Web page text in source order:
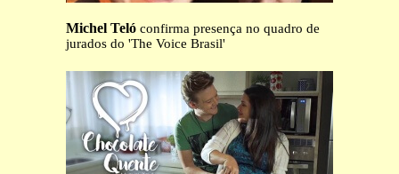
Michel Teló confirma presença no quadro de
jurados do 'The Voice Brasil'